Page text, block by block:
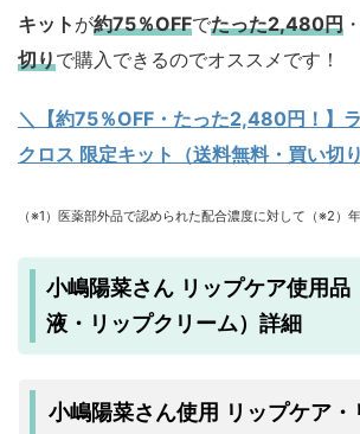
キット が約75％OFFでたった2,480円 ・
切りで購入できるのでオススメです！
＼【約75％OFF・たった2,480円！ 】
クロス 限定キット（送料無料・買い切
（※1）医薬部外品で認められた配合濃度に対して（※2）
小嶋陽菜さん リップケア使用品
液・リップクリーム）詳細
小嶋陽菜さん使用 リップケア・